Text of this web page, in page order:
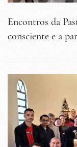
Encontros da
consciente e a